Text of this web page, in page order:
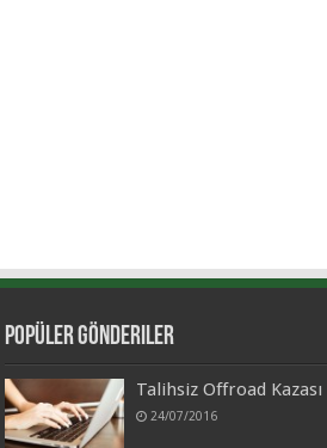
Popüler Gönderiler
Talihsiz Offroad Kazası
24/07/2016